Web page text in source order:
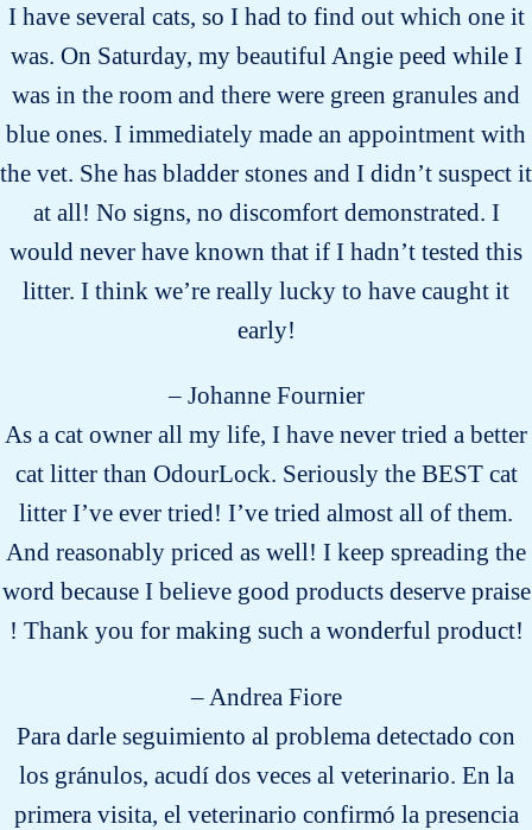
I have several cats, so I had to find out which one it
was. On Saturday, my beautiful Angie peed while I
was in the room and there were green granules and
blue ones. I immediately made an appointment with
the vet. She has bladder stones and I didn’t suspect it
at all! No signs, no discomfort demonstrated. I
would never have known that if I hadn’t tested this
litter. I think we’re really lucky to have caught it
early!
– Johanne Fournier
As a cat owner all my life, I have never tried a better
cat litter than OdourLock. Seriously the BEST cat
litter I’ve ever tried! I’ve tried almost all of them.
And reasonably priced as well! I keep spreading the
word because I believe good products deserve praise
! Thank you for making such a wonderful product!
– Andrea Fiore
Para darle seguimiento al problema detectado con
los gránulos, acudí dos veces al veterinario. En la
primera visita, el veterinario confirmó la presencia